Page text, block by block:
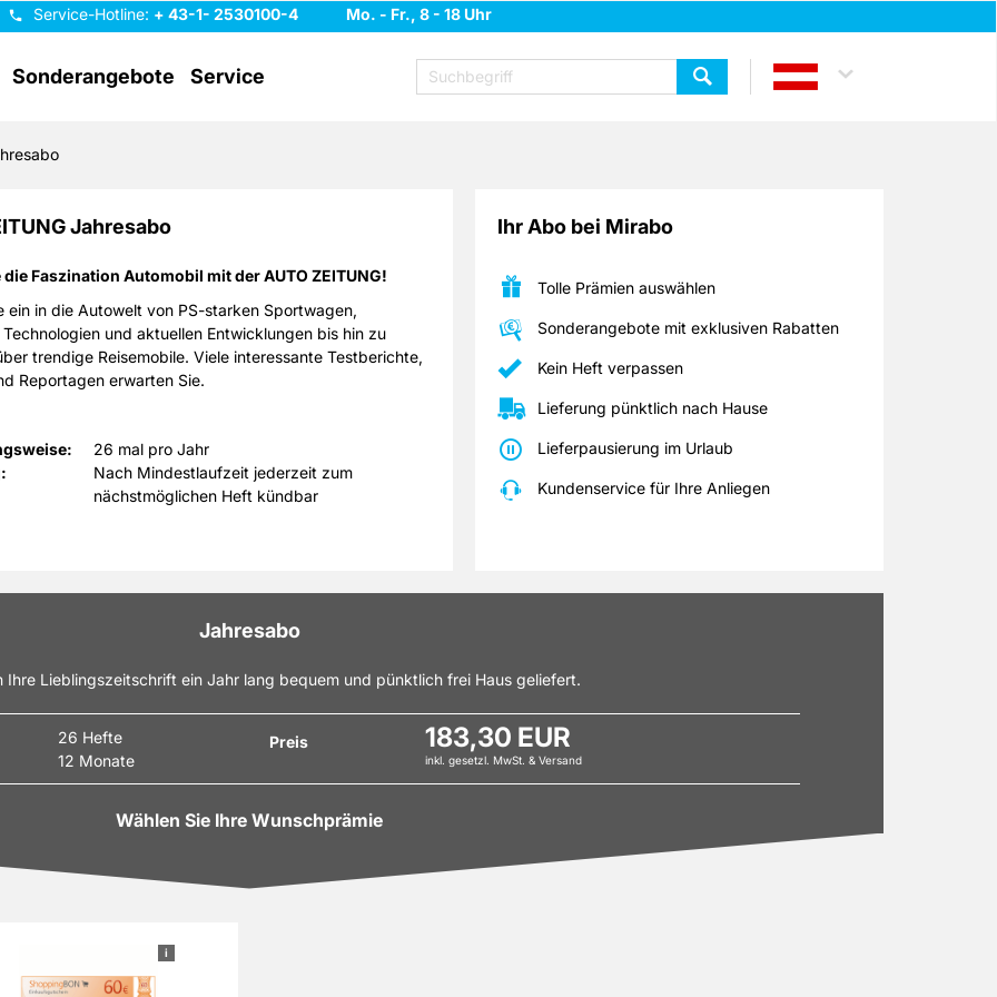
Service-Hotline: + 43-1- 2530100-4 Mo. - Fr., 8 - 18 Uhr
Sonderangebote Service
Jahresabo
die Faszination Automobil mit der AUTO ZEITUNG!
ein in die Autowelt von PS-starken Sportwagen,
und aktuellen Entwicklungen bis hin zu
trendige Reisemobile. Viele interessante Testberichte,
Reportagen erwarten Sie.
26 mal pro Jahr
Nach Mindestlaufzeit jederzeit zum
nächstmöglichen Heft kündbar
Ihr Abo bei Mirabo
Tolle Prämien auswählen
Sonderangebote mit exklusiven Rabatten
Kein Heft verpassen
Lieferung pünktlich nach Hause
Lieferpausierung im Urlaub
Kundenservice für Ihre Anliegen
Jahresabo
Ihre Lieblingszeitschrift ein Jahr lang bequem und pünktlich frei Haus geliefert.
26 Hefte
12 Monate
Preis 183,30 EUR
inkl. gesetzl. MwSt. & Versand
Wählen Sie Ihre Wunschprämie
i
60 € ShoppingBON
Österreich